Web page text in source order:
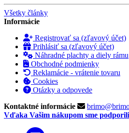
Všetky články
Informácie
Registrovať sa (zľavový účet)
Prihlásiť sa (zľavový účet)
Náhradné plachty a diely rámu
Obchodné podmienky
Reklamácie - vrátenie tovaru
Cookies
Otázky a odpovede
Kontaktné informácie
Vďaka Vašim nákupom sme